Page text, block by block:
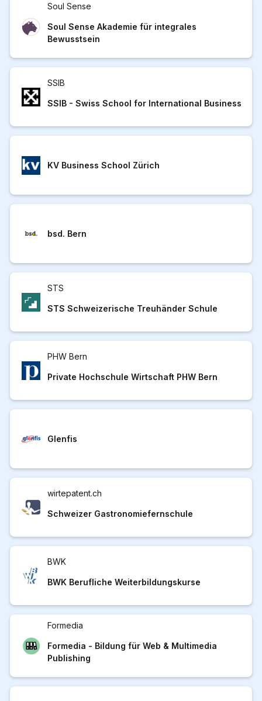
Soul Sense
Soul Sense Akademie für integrales
Bewusstsein
SSIB
SSIB - Swiss School for International Business
KV Business School Zürich
bsd. Bern
STS
STS Schweizerische Treuhänder Schule
PHW Bern
Private Hochschule Wirtschaft PHW Bern
Glenfis
wirtepatent.ch
Schweizer Gastronomiefernschule
BWK
BWK Berufliche Weiterbildungskurse
Formedia
Formedia - Bildung für Web & Multimedia
Publishing